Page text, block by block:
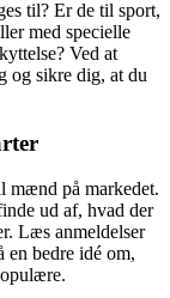
til? Er de til sport,
med specielle
Ved at
og sikre dig, at du
mænd på markedet.
ud af, hvad der
Læs anmeldelser
en bedre idé om,